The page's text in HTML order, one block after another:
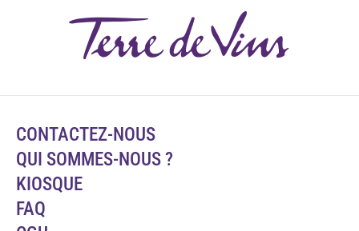
CONTACTEZ-NOUS
QUI SOMMES-NOUS ?
KIOSQUE
FAQ